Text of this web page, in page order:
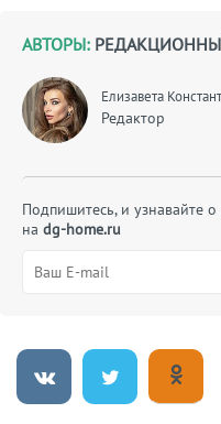
АВТОРЫ:
Елизавета
Редактор
Подпишитесь, и узнавайте
на dg-home.ru